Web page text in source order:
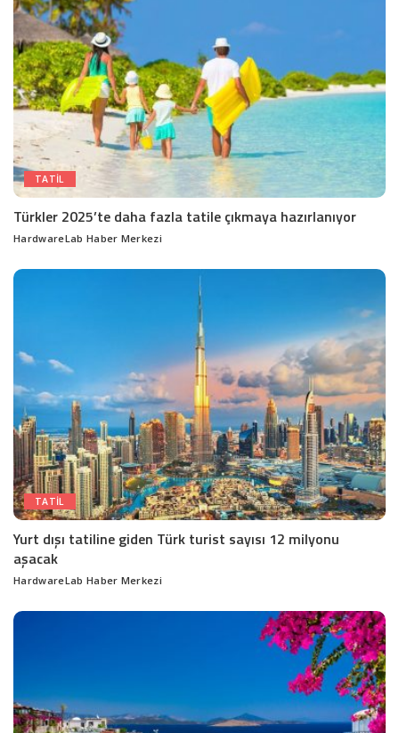
TATIL
Türkler 2025’te daha fazla tatile çıkmaya hazırlanıyor
Posted
HardwareLab Haber Merkezi
TATIL
Yurt dışı tatiline giden Türk turist sayısı 12 milyonu
aşacak
Posted
HardwareLab Haber Merkezi